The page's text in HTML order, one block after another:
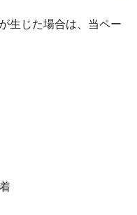
生じた場合は、当ペー